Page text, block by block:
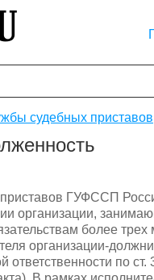
судебных приставов
ГУФССП
организации,
более
организации-
ответственности по